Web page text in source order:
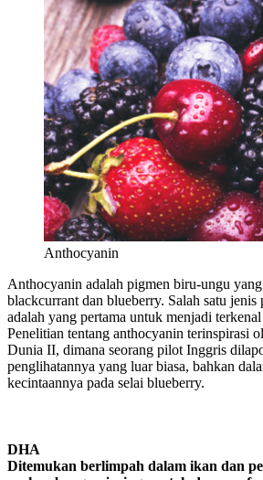
Anthocyanin
Anthocyanin adalah pigmen biru-ungu
blackcurrant dan blueberry. Salah satu
adalah yang pertama untuk menjadi
Penelitian tentang anthocyanin terinspirasi
Dunia II, dimana seorang pilot Inggris
penglihatannya yang luar biasa, bahkan
kecintaannya pada selai blueberry.
DHA
Ditemukan berlimpah dalam ikan dan